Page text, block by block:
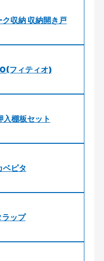
収納 収納開き戸
フィティオ)
棚板セット
ベピタ
ラップ